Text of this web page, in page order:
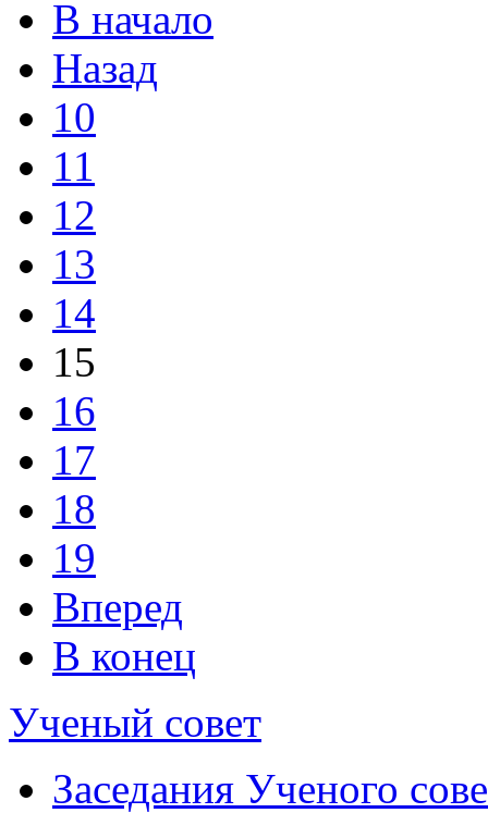
В начало
Назад
10
11
12
13
14
15
16
17
18
19
Вперед
В конец
Ученый совет
Заседания Ученого